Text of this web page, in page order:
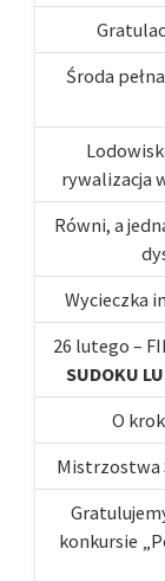
Środa
rywalizacja
Równi, a
Wycieczka
26 lutego –
SUDOKU
O
Mistrzostwa
konkursie